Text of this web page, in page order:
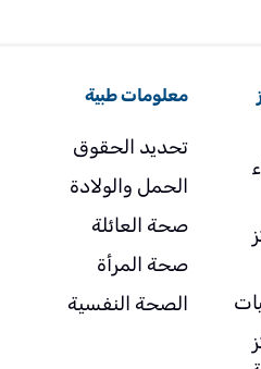
معلومات طبية
تحديد الحقوق
الحمل والولادة
صحة العائلة
صحة المرأة
الصحة النفسية